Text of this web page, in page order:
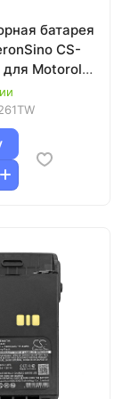
батарея
CS-
для Motorola
XIR